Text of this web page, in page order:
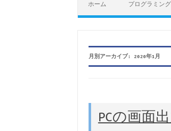
ホーム プログラミング
月別アーカイブ: 2020年1月
PCの画面